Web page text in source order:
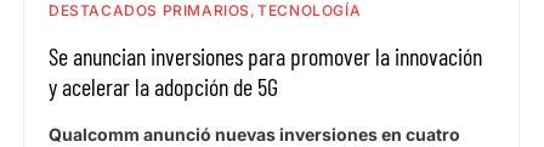
DESTACADOS PRIMARIOS TECNOLOGÍA
Se anuncian inversiones para promover la innovación
y acelerar la adopción de 5G
Qualcomm anunció nuevas inversiones en cuatro